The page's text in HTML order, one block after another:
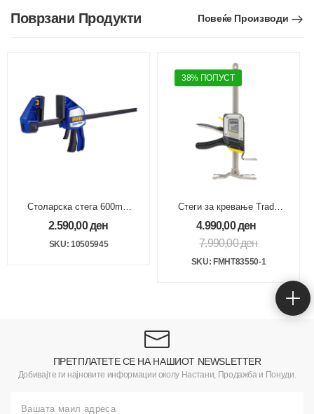
Поврзани Продукти Повеќе Производи
Столарска стега 600mm
Quick-Grip
2.590,00ден
SKU: 10505945
38% ПОПУСТ
Стеги за кревање Trade
Lift 150kg 220mm
4.990,00ден
7.990,00ден
SKU: FMHT83550-1
ПРЕТПЛАТЕТЕ СЕ НА НАШИОТ NEWSLETTER
Добивајте ги најновите информации околу Настани, Продажба и Понуди.